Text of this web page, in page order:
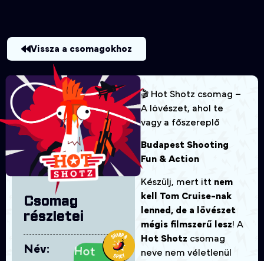
Vissza a csomagokhoz
Csomag
részletei
Név: Hot
🎬 Hot Shotz csomag –
A lövészet, ahol te
vagy a főszereplő
Budapest Shooting
Fun & Action
Készülj, mert itt nem
kell Tom Cruise-nak
lenned, de a lövészet
mégis filmszerű lesz! A
Hot Shotz csomag
neve nem véletlenül